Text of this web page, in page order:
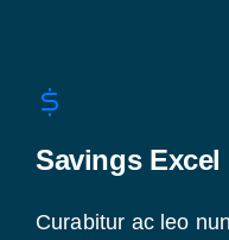
Savings Excel
Curabitur ac leo